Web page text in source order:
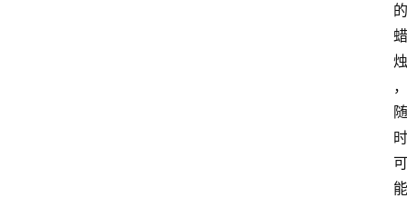
的
蜡
烛
，
随
时
可
能